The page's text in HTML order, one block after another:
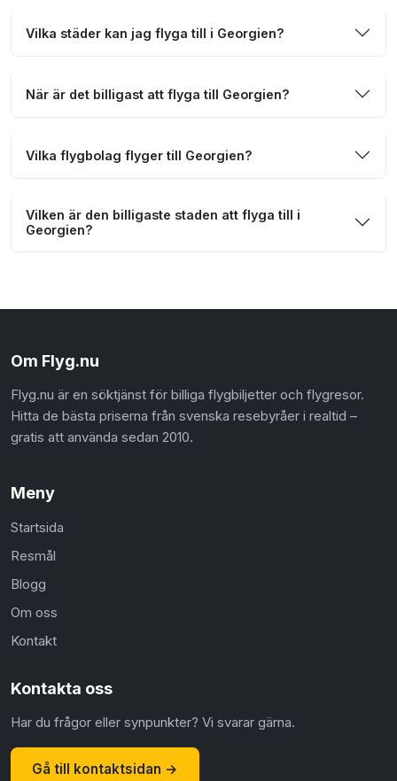
Vilka städer kan jag flyga till i Georgien?
När är det billigast att flyga till Georgien?
Vilka flygbolag flyger till Georgien?
Vilken är den billigaste staden att flyga till i
Georgien?
Om Flyg.nu
Flyg.nu är en söktjänst för billiga flygbiljetter och flygresor.
Hitta de bästa priserna från svenska resebyråer i realtid –
gratis att använda sedan 2010.
Meny
Startsida
Resmål
Blogg
Om oss
Kontakt
Kontakta oss
Har du frågor eller synpunkter? Vi svarar gärna.
Gå till kontaktsidan →